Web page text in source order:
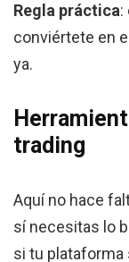
Regla práctica:
conviértete en
ya.
trading
Aquí no hace
sí necesitas lo
si tu plataforma